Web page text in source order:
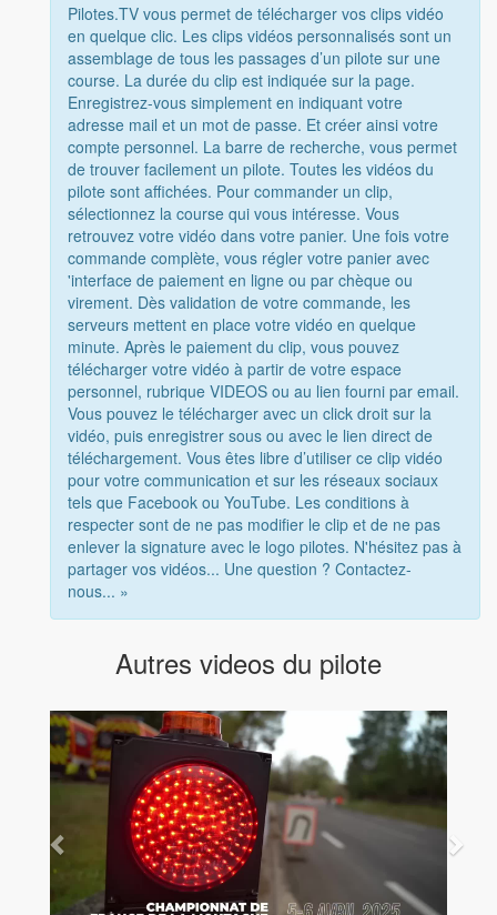
Pilotes.TV vous permet de télécharger vos clips vidéo
en quelque clic. Les clips vidéos personnalisés sont un
assemblage de tous les passages d’un pilote sur une
course. La durée du clip est indiquée sur la page.
Enregistrez-vous simplement en indiquant votre
adresse mail et un mot de passe. Et créer ainsi votre
compte personnel. La barre de recherche, vous permet
de trouver facilement un pilote. Toutes les vidéos du
pilote sont affichées. Pour commander un clip,
sélectionnez la course qui vous intéresse. Vous
retrouvez votre vidéo dans votre panier. Une fois votre
commande complète, vous régler votre panier avec
'interface de paiement en ligne ou par chèque ou
virement. Dès validation de votre commande, les
serveurs mettent en place votre vidéo en quelque
minute. Après le paiement du clip, vous pouvez
télécharger votre vidéo à partir de votre espace
personnel, rubrique VIDEOS ou au lien fourni par email.
Vous pouvez le télécharger avec un click droit sur la
vidéo, puis enregistrer sous ou avec le lien direct de
téléchargement. Vous êtes libre d’utiliser ce clip vidéo
pour votre communication et sur les réseaux sociaux
tels que Facebook ou YouTube. Les conditions à
respecter sont de ne pas modifier le clip et de ne pas
enlever la signature avec le logo pilotes. N'hésitez pas à
partager vos vidéos... Une question ? Contactez-
nous... »
Autres videos du pilote